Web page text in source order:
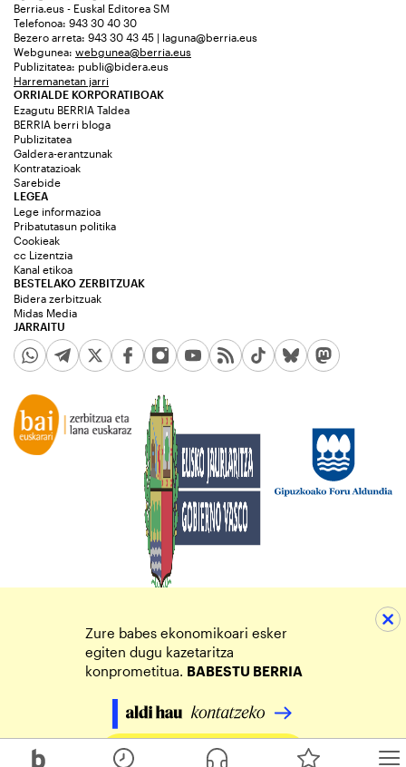
Berria.eus - Euskal Editorea SM
Telefonoa: 943 30 40 30
Bezero arreta: 943 30 43 45 | laguna@berria.eus
Webgunea: webgunea@berria.eus
Publizitatea: publi@bidera.eus
Harremanetan jarri
ORRIALDE KORPORATIBOAK
Ezagutu BERRIA Taldea
BERRIA berri bloga
Publizitatea
Galdera-erantzunak
Kontratazioak
Sarebide
JARRAITU
LEGEA
Lege informazioa
Pribatutasun politika
Cookieak
cc Lizentzia
Kanal etikoa
BESTELAKO ZERBITZUAK
Bidera zerbitzuak
Midas Media
Zure babes ekonomikoari esker
egiten dugu kazetaritza
konprometitua. BABESTU BERRIA
Egin zure ekarpena